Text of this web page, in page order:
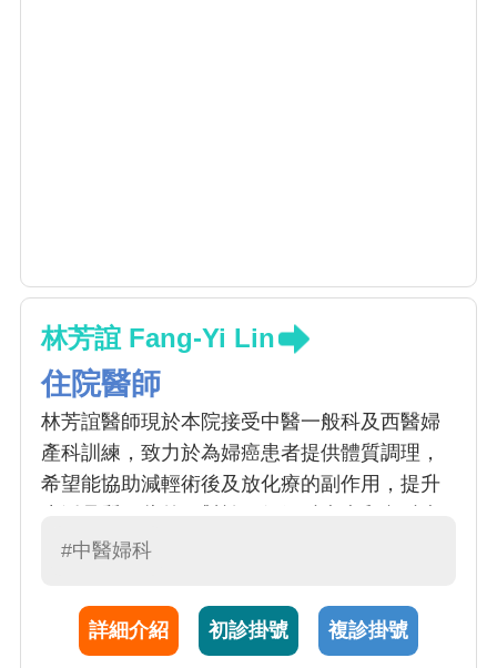
林芳誼 Fang-Yi Lin
住院醫師
林芳誼醫師現於本院接受中醫一般科及西醫婦
產科訓練，致力於為婦癌患者提供體質調理，
希望能協助減輕術後及放化療的副作用，提升
病也提供醫療協助。
#中醫婦科
詳細介紹 初診掛號 複診掛號